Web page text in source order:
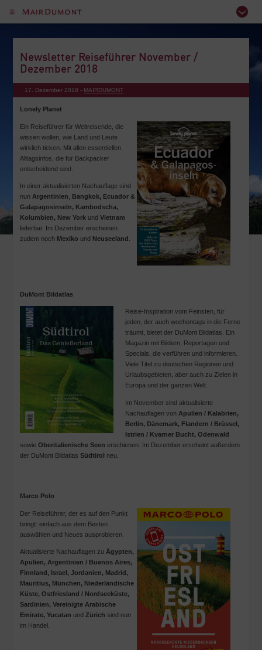
Newsletter Reiseführer November /
Dezember 2018
17. Dezember 2018 - MAIRDUMONT
Lonely Planet
Ein Reiseführer für Weltreisende, die
wissen wollen, wie Land und Leute
wirklich ticken. Mit allen essentiellen
Alltagsinfos, die für Backpacker
entscheidend sind.
In einer aktualisierten Nachauflage sind
nun Argentinien
Bangkok, Ecuador &
Galapagosinseln, Kambodscha,
Kolumbien, New Yorkund Vietnam
lieferbar. Im Dezember erscheinen
zudem noch Mexiko und Neuseeland
DuMont Bildatlas
Reise-Inspiration vom Feinsten, für
jeden, der auch wochentags in die Ferne
träumt, bietet der DuMont Bildatlas. Ein
Magazin mit Bildern, Reportagen und
Specials, die verführen und informieren.
Viele Titel zu deutschen Regionen und
Urlaubsgebieten, aber auch zu Zielen in
Europa und der ganzen Welt.
Im November sind aktualisierte
Nachauflagen von Apulien / Kalabrien,
Berlin, Dänemark, Flandern / Brüssel,
Istrien / Kvarner Bucht, Odenwald
sowie Oberitalienische Seen erschienen. Im Dezember erscheint außerdem
der DuMont Bildatlas Südtirol neu.
Marco Polo
Der Reiseführer, der es auf den Punkt
bringt: einfach aus dem Besten
auswählen und Neues ausprobieren.
Aktualisierte Nachauflagen zu Ägypten,
Apulien, Argentinien / Buenos Aires,
Finnland, Israel, Jordanien, Madrid,
Mauritius, München, Niederländische
Küste, Ostfriesland / Nordseeküste,
Sardinien, Vereinigte Arabische
Emirate, Yucatan und Zürich sind nun
im Handel.